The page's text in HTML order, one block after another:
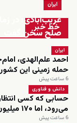
زنده
خط خبر
ایران
غریب‌آبادی: در
صلح سخن گفت
ایران
احمد علم‌الهدی،
حمله زمینی این
6 ساعت پیش
دانش و فناوری
می‌رود، اما ۱۷۰ میلیون شغل تازه می‌آید
6 ساعت پیش